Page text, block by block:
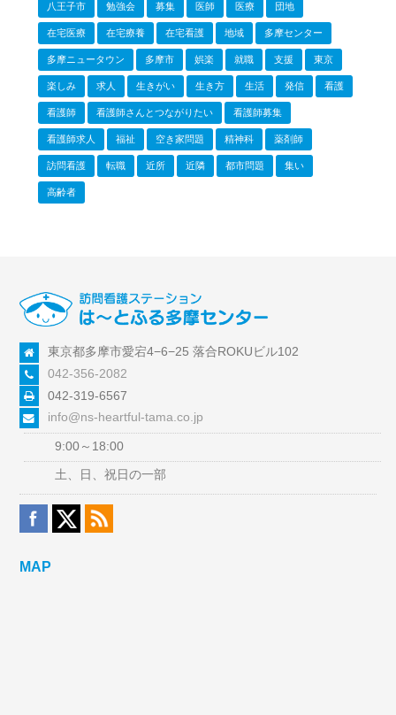
八王子市 勉強会 募集 医師 医療 団地
在宅医療 在宅療養 在宅看護 地域 多摩センター
多摩ニュータウン 多摩市 娯楽 就職 支援 東京
楽しみ 求人 生きがい 生き方 生活 発信 看護
看護師 看護師さんとつながりたい 看護師募集
看護師求人 福祉 空き家問題 精神科 薬剤師
訪問看護 転職 近所 近隣 都市問題 集い
高齢者
東京都多摩市愛宕4−6−25 落合ROKUビル102
042-356-2082
042-319-6567
info@ns-heartful-tama.co.jp
9:00～18:00
土、日、祝日の一部
MAP